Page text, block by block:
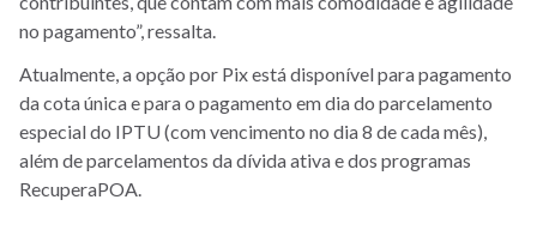
no pagamento”, ressalta.
Atualmente, a opção por Pix está disponível para pagamento
da cota única e para o pagamento em dia do parcelamento
especial do IPTU (com vencimento no dia 8 de cada mês),
além de parcelamentos da dívida ativa e dos programas
RecuperaPOA.